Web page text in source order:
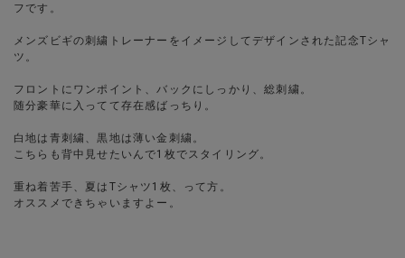
フです。
メンズビギの刺繍トレーナーをイメージしてデザインされた記念Tシャ
ツ。
フロントにワンポイント、バックにしっかり、総刺繍。
随分豪華に入ってて存在感ばっちり。
白地は青刺繍、黒地は薄い金刺繍。
こちらも背中見せたいんで1枚でスタイリング。
重ね着苦手、夏はTシャツ1枚、って方。
オススメできちゃいますよー。